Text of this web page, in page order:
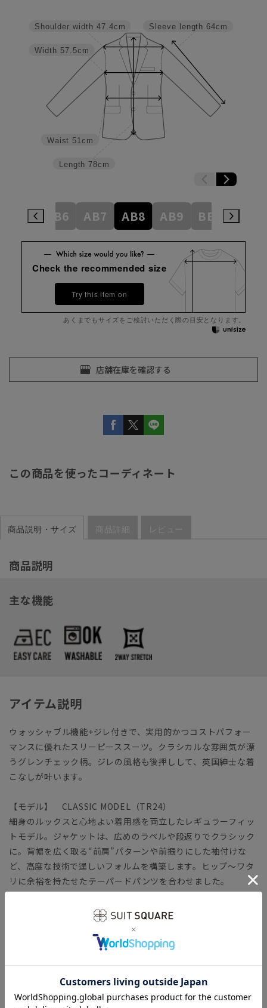
Sleeve length 64cm
Length 78cm
Waist 51cm
Width 57.5cm
Shoulder width 47.4cm
AB6 AB7 AB8 AB9 BE3
Check the recommended size
Try this item on
あくまでもサイズをご検討いただく際の目安となります。
この商品を使ったコーディネート
商品説明・サイズ 商品詳細 レビュー
商品説明
主な機能
アイテム説明
ウォッシャブル機能+ジレ付きで、実用的かつコストパフォー
マンスに優れたスリーピーススーツ。クラシカルな雰囲気が漂
うグレンチェック柄。ジレの風格も後押しして、英国紳士な着
こなしが叶います。
【モデル】 CLASSIC MODEL（TR24）
細身のルックスと心地よい着用感を両立したレギュラーフィッ
トモデル。ジャケットは、広めのラペルや段返りでクラシック
に。背幅を広く取る“前肩”パターンや前振りにした袖付けな
ど、高度な技術で逞しいフォルムを構築します。ヒップ～ワタ
リに余裕を持たせたテーパードパンツを合わせました。
「CLASSIC MODEL（クラシック・モデル）」とは？
ウールとリサイクルポリエステル「RENU（レニュー）」、再
います。タテヨコにポリウレタンを混紡することで、伸縮性に
優れた快適な着用感を実現。程よい光沢感を備えたツイル生地